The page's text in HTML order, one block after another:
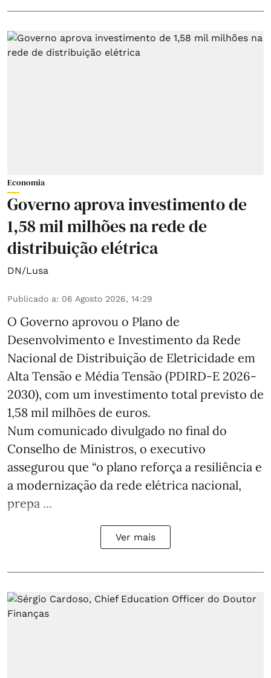
Economia
Governo aprova investimento de
1,58 mil milhões na rede de
distribuição elétrica
DN/Lusa
Publicado a: 06 Agosto 2026, 14:29
O Governo aprovou o Plano de
Desenvolvimento e Investimento da Rede
Nacional de Distribuição de Eletricidade em
Alta Tensão e Média Tensão (PDIRD-E 2026-
2030), com um investimento total previsto de
1,58 mil milhões de euros.
Num comunicado divulgado no final do
Conselho de Ministros, o executivo
assegurou que “o plano reforça a resiliência e
a modernização da rede elétrica nacional,
prepa ...
Ver mais